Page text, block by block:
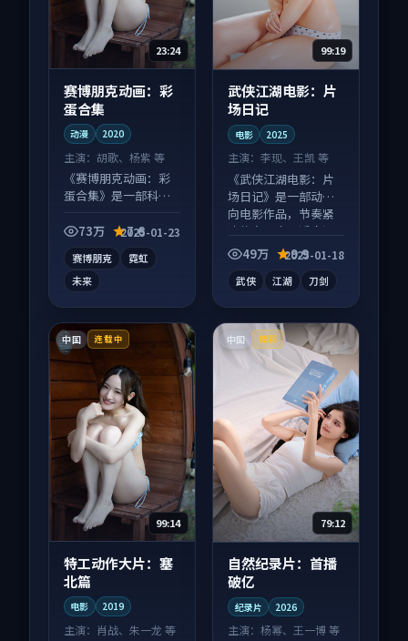
23:24
赛博朋克动画：彩
蛋合集
动漫 2020
主演： 胡歌、杨紫 等
《赛博朋克动画：彩
蛋合集》是一部科幻
蛋别错过，字幕区常
73万 7.6
2025-01-23
赛博朋克
霓虹
未来
99:19
武侠江湖电影：片
场日记
电影 2025
主演：李现、王凯 等
《武侠江湖电影：片
场日记》是一部动作
向电影作品，节奏紧
凑信息量大，适合沉
浸式追看。
49万 9.9
2025-01-18
武侠 江湖 刀剑
中国 连载中
99:14
特工动作大片：塞
北篇
电影 2019
主演： 肖战、朱一龙 等
中国 臻彩
79:12
自然纪录片：首播
破亿
纪录片 2026
主演：杨幂、王一博 等